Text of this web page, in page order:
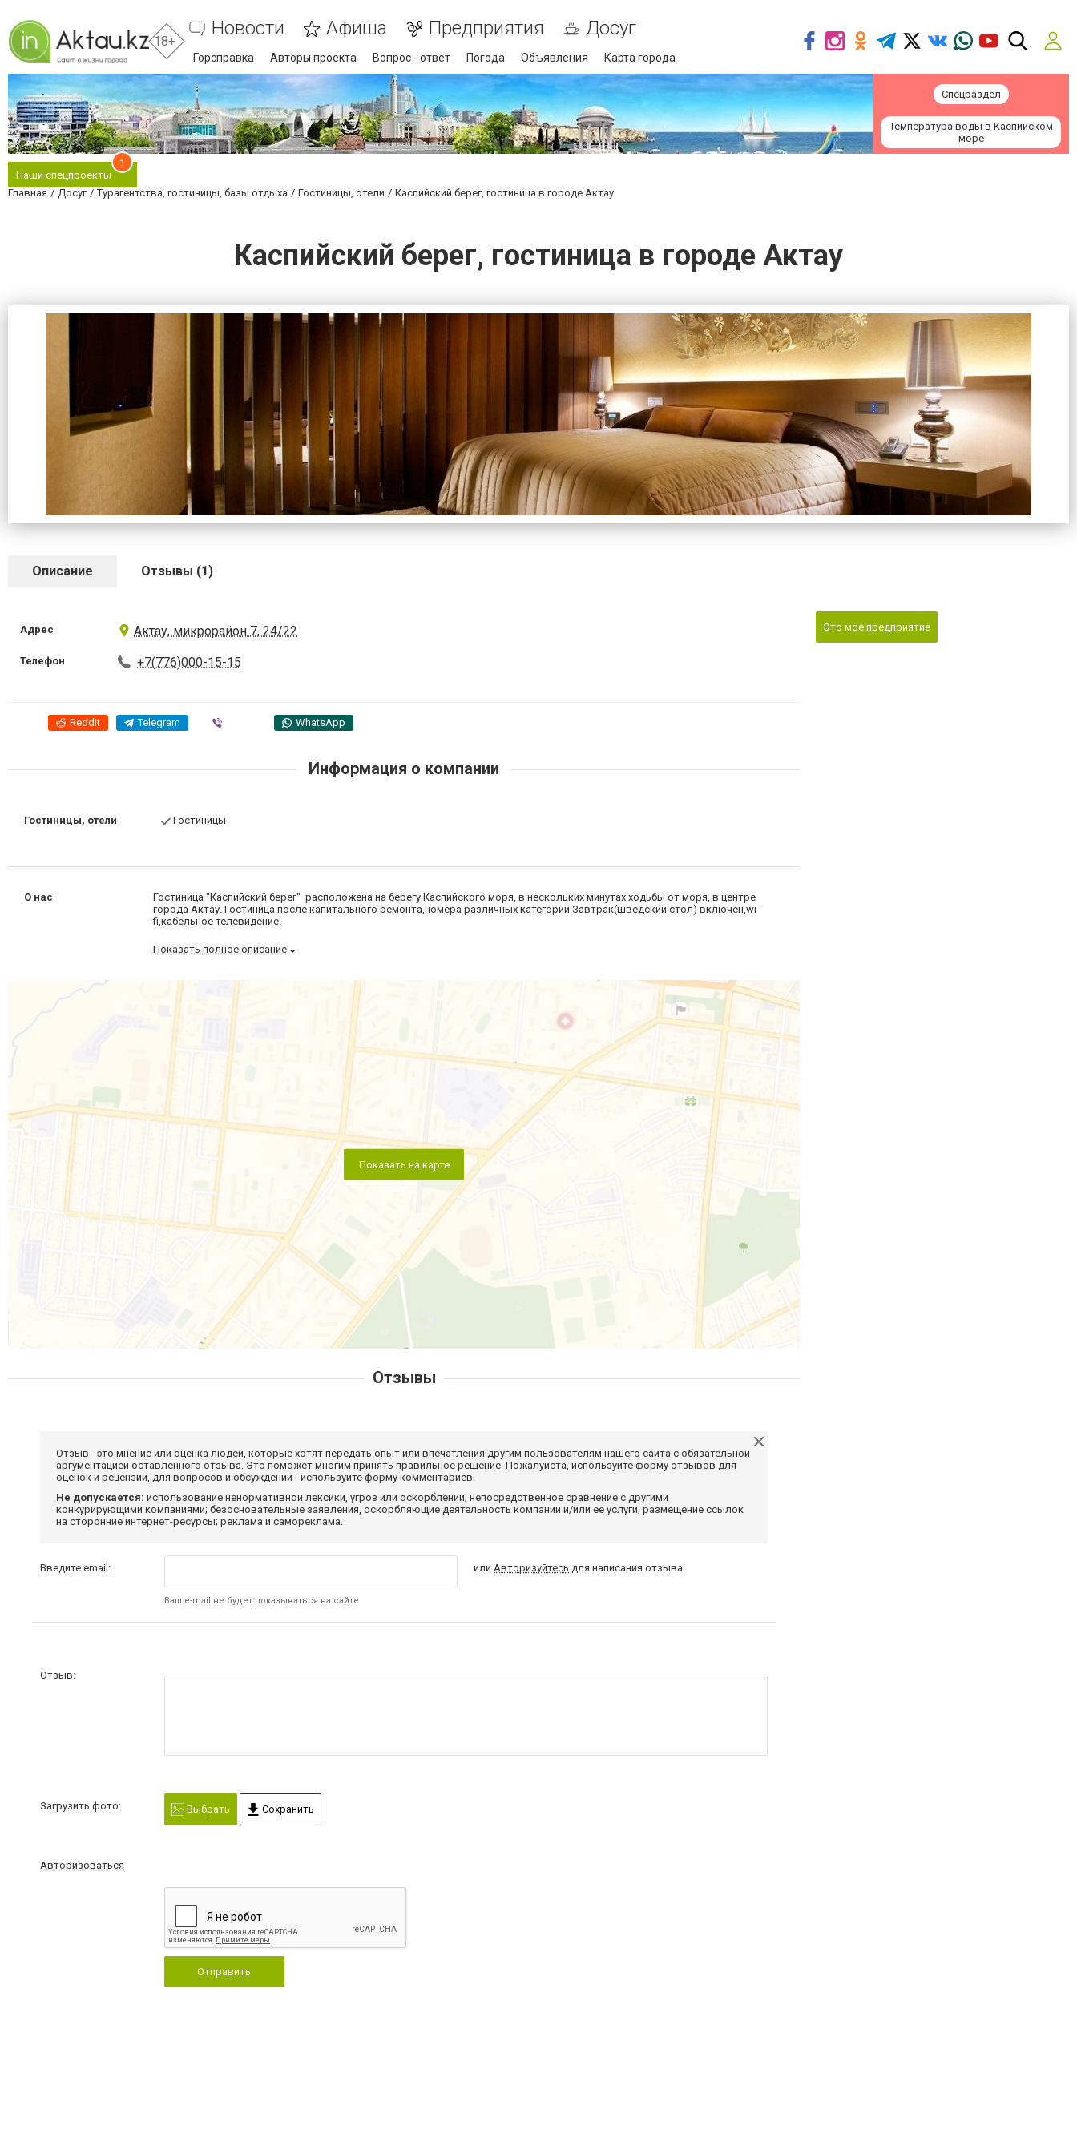
18+
Новости Афиша Предприятия Досуг
Горсправка Авторы проекта Вопрос - ответ Погода Объявления Карта города
Спецраздел
Температура воды в Каспийском
море
Наши спецпроекты
1
Главная Досуг Турагентства, гостиницы, базы отдыха Гостиницы, отели Каспийский берег, гостиница в городе Актау
Каспийский берег, гостиница в городе Актау
Описание Отзывы (1)
Адрес Актау, микрорайон 7, 24/22
Телефон +7(776)000-15-15
Reddit Telegram WhatsApp
Информация о компании
Гостиницы, отели Гостиницы
О нас
Гостиница "Каспийский берег" расположена на берегу Каспийского моря, в нескольких минутах ходьбы от моря, в центре
города Актау. Гостиница после капитального ремонта,номера различных категорий.Завтрак(шведский стол) включен,wi-
fi,кабельное телевидение.
Показать полное описание
Показать на карте
Это мое предприятие
Отзывы
Отзыв - это мнение или оценка людей, которые хотят передать опыт или впечатления другим пользователям нашего сайта с обязательной
аргументацией оставленного отзыва. Это поможет многим принять правильное решение. Пожалуйста, используйте форму отзывов для
оценок и рецензий, для вопросов и обсуждений - используйте форму комментариев.
Не допускается: использование ненормативной лексики, угроз или оскорблений; непосредственное сравнение с другими
конкурирующими компаниями; безосновательные заявления, оскорбляющие деятельность компании и/или ее услуги; размещение ссылок
на сторонние интернет-ресурсы; реклама и самореклама.
Введите email:
Ваш e-mail не будет показываться на сайте
или Авторизуйтесь для написания отзыва
Отзыв:
Загрузить фото: Выбрать Сохранить
Авторизоваться
Отправить